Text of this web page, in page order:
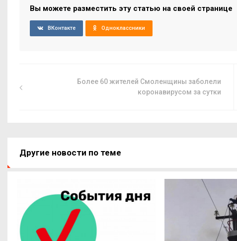
Вы можете разместить эту статью на своей странице
ВКонтакте Одноклассники
Более 60 жителей Смоленщины заболели
коронавирусом за сутки
Другие новости по теме